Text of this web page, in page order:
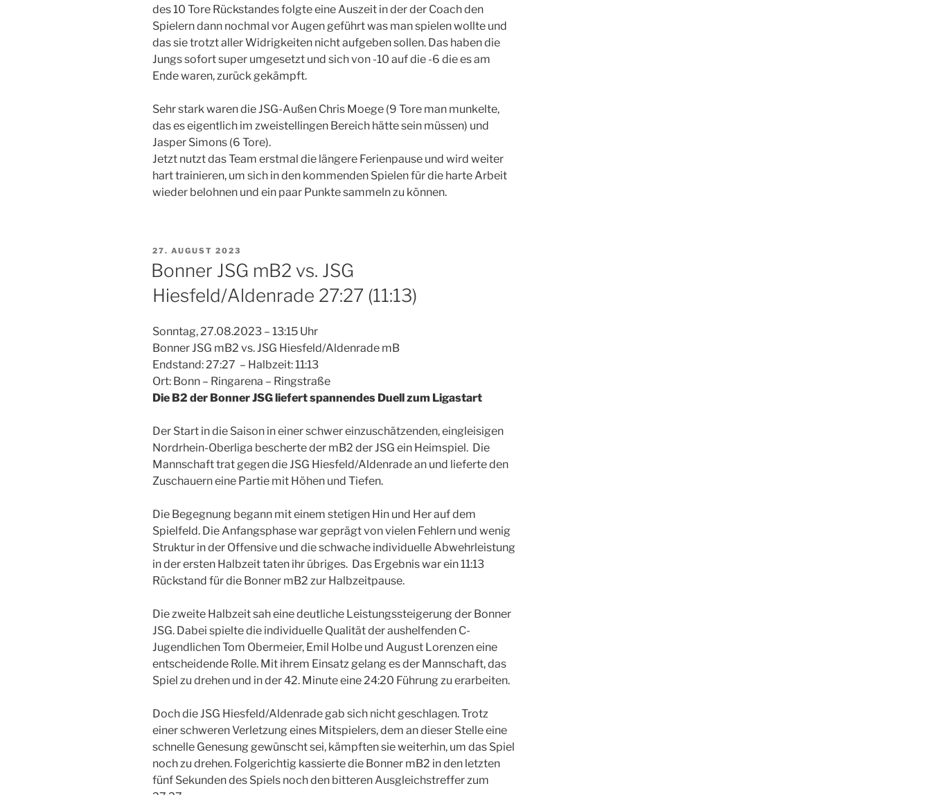
des 10 Tore Rückstandes folgte eine Auszeit in der der Coach den
Spielern dann nochmal vor Augen geführt was man spielen wollte und
das sie trotzt aller Widrigkeiten nicht aufgeben sollen. Das haben die
Jungs sofort super umgesetzt und sich von -10 auf die -6 die es am
Ende waren, zurück gekämpft.
Sehr stark waren die JSG-Außen Chris Moege (9 Tore man munkelte,
das es eigentlich im zweistellingen Bereich hätte sein müssen) und
Jasper Simons (6 Tore).
Jetzt nutzt das Team erstmal die längere Ferienpause und wird weiter
hart trainieren, um sich in den kommenden Spielen für die harte Arbeit
wieder belohnen und ein paar Punkte sammeln zu können.
VERÖFFENTLICHT
AM
27. AUGUST 2023
Bonner JSG mB2 vs. JSG
Hiesfeld/Aldenrade 27:27 (11:13)
Sonntag, 27.08.2023 – 13:15 Uhr
Bonner JSG mB2 vs. JSG Hiesfeld/Aldenrade mB
Endstand: 27:27 – Halbzeit: 11:13
Ort: Bonn – Ringarena – Ringstraße
Die B2 der Bonner JSG liefert spannendes Duell zum Ligastart
Der Start in die Saison in einer schwer einzuschätzenden, eingleisigen
Nordrhein-Oberliga bescherte der mB2 der JSG ein Heimspiel. Die
Mannschaft trat gegen die JSG Hiesfeld/Aldenrade an und lieferte den
Zuschauern eine Partie mit Höhen und Tiefen.
Die Begegnung begann mit einem stetigen Hin und Her auf dem
Spielfeld. Die Anfangsphase war geprägt von vielen Fehlern und wenig
Struktur in der Offensive und die schwache individuelle Abwehrleistung
in der ersten Halbzeit taten ihr übriges. Das Ergebnis war ein 11:13
Rückstand für die Bonner mB2 zur Halbzeitpause.
Die zweite Halbzeit sah eine deutliche Leistungssteigerung der Bonner
JSG. Dabei spielte die individuelle Qualität der aushelfenden C-
Jugendlichen Tom Obermeier, Emil Holbe und August Lorenzen eine
entscheidende Rolle. Mit ihrem Einsatz gelang es der Mannschaft, das
Spiel zu drehen und in der 42. Minute eine 24:20 Führung zu erarbeiten.
Doch die JSG Hiesfeld/Aldenrade gab sich nicht geschlagen. Trotz
einer schweren Verletzung eines Mitspielers, dem an dieser Stelle eine
schnelle Genesung gewünscht sei, kämpften sie weiterhin, um das Spiel
noch zu drehen. Folgerichtig kassierte die Bonner mB2 in den letzten
fünf Sekunden des Spiels noch den bitteren Ausgleichstreffer zum